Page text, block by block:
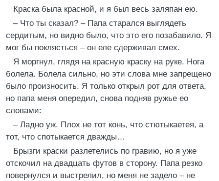
Краска была красной, и я был весь заляпан ею.
– Что ты сказал? – Папа старался выглядеть
сердитым, но видно было, что это его позабавило. Я
мог бы поклясться – он еле сдерживал смех.
Я моргнул, глядя на красную краску на руке. Нога
болела. Болела сильно, но эти слова мне запрещено
было произносить. Я только открыл рот для ответа,
но папа меня опередил, снова подняв ружье ео
словами:
– Ладно уж. Плох не тот конь, что стютыкаетея, а
тот, что спотыкается дважды…
Брызги краски разлетелись по гравию, но я уже
отскочил на двадцать футов в сторону. Папа резко
повернулся и выстрелил, но меня не задело – не